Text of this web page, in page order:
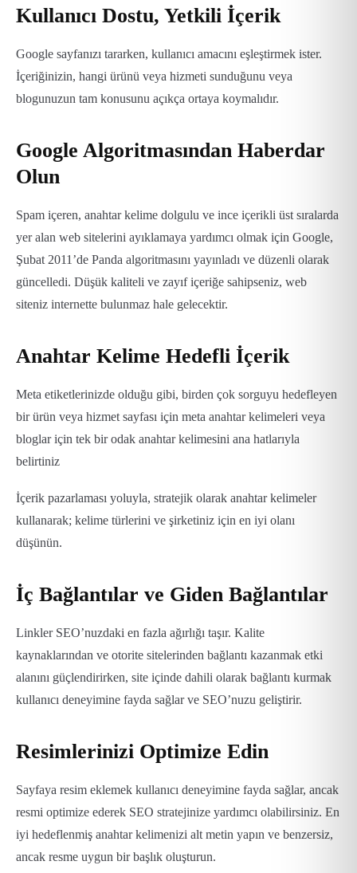
Kullanıcı Dostu, Yetkili İçerik
Google sayfanızı tararken, kullanıcı amacını eşleştirmek ister.
İçeriğinizin, hangi ürünü veya hizmeti sunduğunu veya
blogunuzun tam konusunu açıkça ortaya koymalıdır.
Google Algoritmasından Haberdar
Olun
Spam içeren, anahtar kelime dolgulu ve ince içerikli üst sıralarda
yer alan web sitelerini ayıklamaya yardımcı olmak için Google,
Şubat 2011’de Panda algoritmasını yayınladı ve düzenli olarak
güncelledi. Düşük kaliteli ve zayıf içeriğe sahipseniz, web
siteniz internette bulunmaz hale gelecektir.
Anahtar Kelime Hedefli İçerik
Meta etiketlerinizde olduğu gibi, birden çok sorguyu hedefleyen
bir ürün veya hizmet sayfası için meta anahtar kelimeleri veya
bloglar için tek bir odak anahtar kelimesini ana hatlarıyla
belirtiniz
İçerik pazarlaması yoluyla, stratejik olarak anahtar kelimeler
kullanarak; kelime türlerini ve şirketiniz için en iyi olanı
düşünün.
İç Bağlantılar ve Giden Bağlantılar
Linkler SEO’nuzdaki en fazla ağırlığı taşır. Kalite
kaynaklarından ve otorite sitelerinden bağlantı kazanmak etki
alanını güçlendirirken, site içinde dahili olarak bağlantı kurmak
kullanıcı deneyimine fayda sağlar ve SEO’nuzu geliştirir.
Resimlerinizi Optimize Edin
Sayfaya resim eklemek kullanıcı deneyimine fayda sağlar, ancak
resmi optimize ederek SEO stratejinize yardımcı olabilirsiniz. En
iyi hedeflenmiş anahtar kelimenizi alt metin yapın ve benzersiz,
ancak resme uygun bir başlık oluşturun.